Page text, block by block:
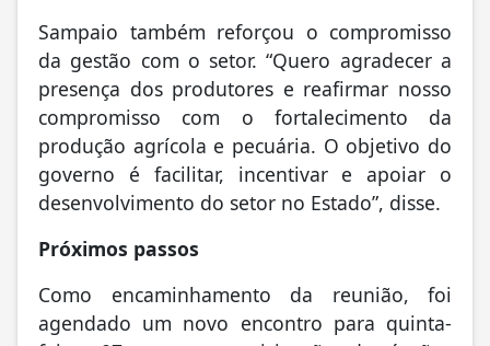
Sampaio também reforçou o compromisso
da gestão com o setor. “Quero agradecer a
presença dos produtores e reafirmar nosso
compromisso com o fortalecimento da
produção agrícola e pecuária. O objetivo do
governo é facilitar, incentivar e apoiar o
desenvolvimento do setor no Estado”, disse.
Próximos passos
Como encaminhamento da reunião, foi
agendado um novo encontro para quinta-